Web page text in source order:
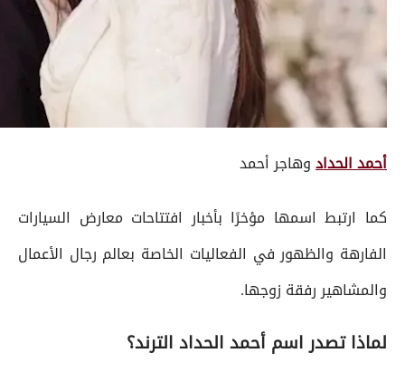
أحمد الحدادوهاجر أحمد
كما ارتبط اسمها مؤخرًا بأخبار افتتاحات معارض السيارات
الفارهة والظهور في الفعاليات الخاصة بعالم رجال الأعمال
والمشاهير رفقة زوجها.
لماذا تصدر اسم أحمد الحداد الترند؟